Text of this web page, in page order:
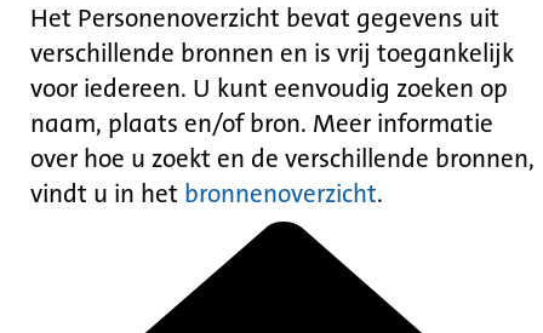
Het Personenoverzicht bevat gegevens uit
verschillende bronnen en is vrij toegankelijk
voor iedereen. U kunt eenvoudig zoeken op
naam, plaats en/of bron. Meer informatie
over hoe u zoekt en de verschillende bronnen,
vindt u in het bronnenoverzicht.